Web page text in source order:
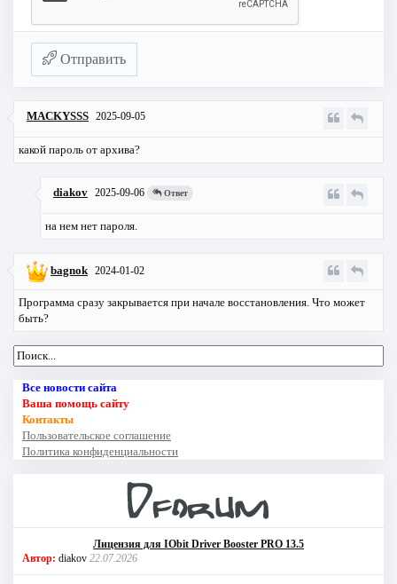
Отправить
MACKYSSS 2025-09-05
какой пароль от архива?
diakov 2025-09-06 Ответ
на нем нет пароля.
bagnok 2024-01-02
Программа сразу закрывается при начале восстановления. Что может
быть?
Все новости сайта
Ваша помощь сайту
Контакты
Пользовательское соглашение
Политика конфиденциальности
Лицензия для IObit Driver Booster PRO 13.5
Автор: diakov 22.07.2026